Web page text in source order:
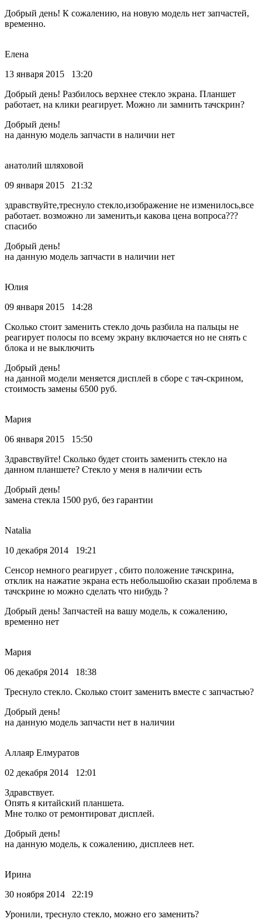
Добрый день! К сожалению, на новую модель нет запчастей,
временно.
Елена
13 января 2015 13:20
Добрый день! Разбилось верхнее стекло экрана. Планшет
работает, на клики реагирует. Можно ли замнить тачскрин?
Добрый день!
на данную модель запчасти в наличии нет
анатолий шляховой
09 января 2015 21:32
здравствуйте,треснуло стекло,изображение не изменилось,все
работает. возможно ли заменить,и какова цена вопроса???
спасибо
Добрый день!
на данную модель запчасти в наличии нет
Юлия
09 января 2015 14:28
Сколько стоит заменить стекло дочь разбила на пальцы не
реагирует полосы по всему экрану включается но не снять с
блока и не выключить
Добрый день!
на данной модели меняется дисплей в сборе с тач-скрином,
стоимость замены 6500 руб.
Мария
06 января 2015 15:50
Здравствуйте! Сколько будет стоить заменить стекло на
данном планшете? Стекло у меня в наличии есть
Добрый день!
замена стекла 1500 руб, без гарантии
Natalia
10 декабря 2014 19:21
Сенсор немного реагирует , сбито положение тачскрина,
отклик на нажатие экрана есть небольшойю сказаи проблема в
тачскрине ю можно сделать что нибудь ?
Добрый день! Запчастей на вашу модель, к сожалению,
временно нет
Мария
06 декабря 2014 18:38
Треснуло стекло. Сколько стоит заменить вместе с запчастью?
Добрый день!
на данную модель запчасти нет в наличии
Аллаяр Елмуратов
02 декабря 2014 12:01
Здравствует.
Опять я китайский планшета.
Мне толко от ремонтироват дисплей.
Добрый день!
на данную модель, к сожалению, дисплеев нет.
Ирина
30 ноября 2014 22:19
Уронили, треснуло стекло, можно его заменить?